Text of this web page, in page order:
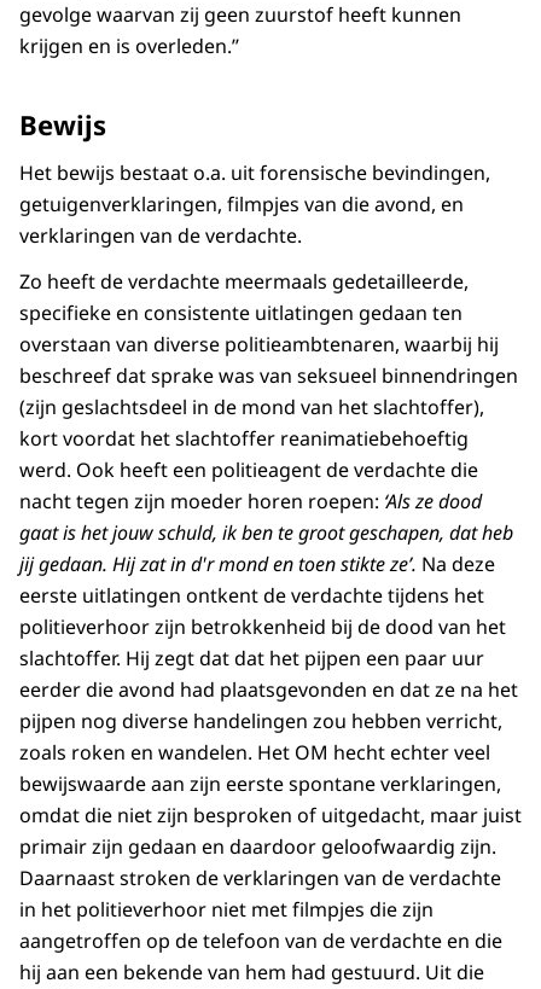
gevolge waarvan zij geen zuurstof heeft kunnen
krijgen en is overleden.’’
Bewijs
Het bewijs bestaat o.a. uit forensische bevindingen,
getuigenverklaringen, filmpjes van die avond, en
verklaringen van de verdachte.
Zo heeft de verdachte meermaals gedetailleerde,
specifieke en consistente uitlatingen gedaan ten
overstaan van diverse politieambtenaren, waarbij hij
beschreef dat sprake was van seksueel binnendringen
(zijn geslachtsdeel in de mond van het slachtoffer),
kort voordat het slachtoffer reanimatiebehoeftig
werd. Ook heeft een politieagent de verdachte die
nacht tegen zijn moeder horen roepen: ‘Als ze dood
gaat is het jouw schuld, ik ben te groot geschapen, dat heb
jij gedaan. Hij zat in d'r mond en toen stikte ze’. Na deze
eerste uitlatingen ontkent de verdachte tijdens het
politieverhoor zijn betrokkenheid bij de dood van het
slachtoffer. Hij zegt dat dat het pijpen een paar uur
eerder die avond had plaatsgevonden en dat ze na het
pijpen nog diverse handelingen zou hebben verricht,
zoals roken en wandelen. Het OM hecht echter veel
bewijswaarde aan zijn eerste spontane verklaringen,
omdat die niet zijn besproken of uitgedacht, maar juist
primair zijn gedaan en daardoor geloofwaardig zijn.
Daarnaast stroken de verklaringen van de verdachte
in het politieverhoor niet met filmpjes die zijn
aangetroffen op de telefoon van de verdachte en die
hij aan een bekende van hem had gestuurd. Uit die